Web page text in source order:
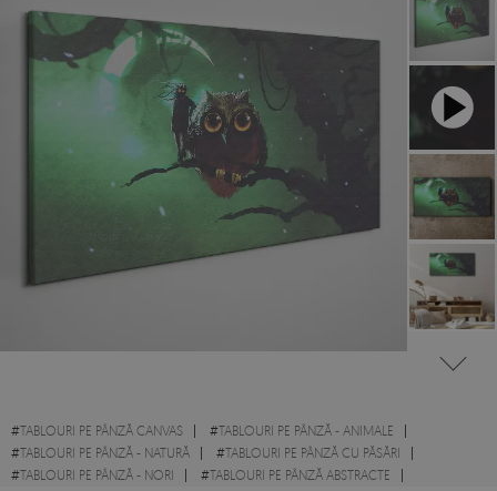
#TABLOURI PE PÂNZĂ CANVAS #TABLOURI PE PÂNZĂ - ANIMALE
#TABLOURI PE PÂNZĂ - NATURĂ #TABLOURI PE PÂNZĂ CU PĂSĂRI
#TABLOURI PE PÂNZĂ - NORI #TABLOURI PE PÂNZĂ ABSTRACTE